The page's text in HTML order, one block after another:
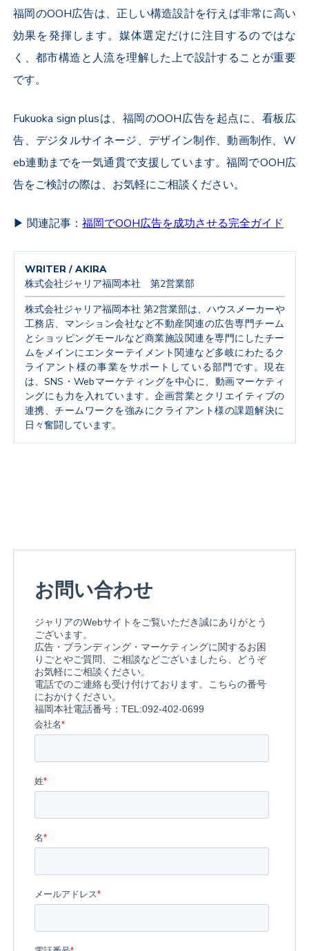
福岡のOOH広告は、正しい構造設計を行えば非常に高い
効果を発揮します。媒体選定だけに注目するのではな
く、都市構造と人流を理解した上で設計することが重要
です。
Fukuoka sign plusは、福岡のOOH広告を起点に、看板広
告、デジタルサイネージ、デザイン制作、動画制作、W
eb連動までを一気通貫で支援しています。福岡でOOH広
告をご検討の際は、お気軽にご相談ください。
▶ 関連記事：福岡でOOH広告を成功させる完全ガイド
WRITER / AKIRA
株式会社ジャリア福岡本社 第2営業部
株式会社ジャリア福岡本社 第2営業部は、ハウスメーカーや
工務店、マンション会社など不動産関連の広告専門チーム
とショッピングモールなど商業施設関連を専門にしたチー
ムをメインにエンターテイメント関連など多岐にわたるク
ライアント様の事業をサポートしている部門です。現在
は、SNS・Webマーケティングを中心に、動画マーケティ
ングにも力を入れています。企画営業とクリエイティブの
連携、チームワークを強みにクライアント様の課題解決に
日々奮闘しています。